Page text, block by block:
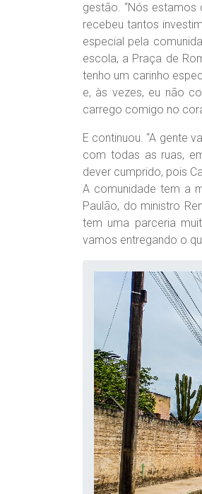
gestão. “Nós estamos
recebeu tantos
especial pela
escola, a Praça de
tenho um carinho
e, às vezes, eu não
carrego comigo no
E continuou. “A gente
com todas as ruas,
dever cumprido, pois
A comunidade tem a
Paulão, do ministro
tem uma parceria
vamos entregando o